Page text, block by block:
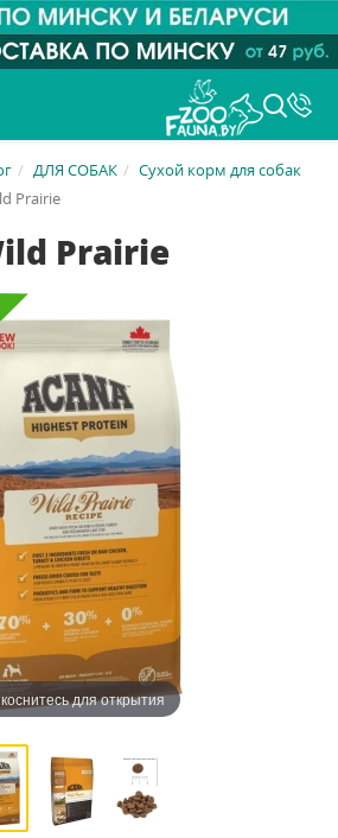
ДЛЯ СОБАК
Сухой корм для собак
Prairie
Prairie
для открытия